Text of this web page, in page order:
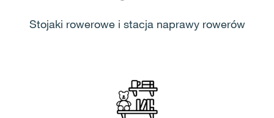
Stojaki rowerowe i stacja naprawy rowerów